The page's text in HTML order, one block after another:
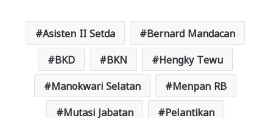
Asisten II Setda Bernard Mandacan
BKD BKN Hengky Tewu
Manokwari Selatan Menpan RB
Mutasi Jabatan Pelantikan